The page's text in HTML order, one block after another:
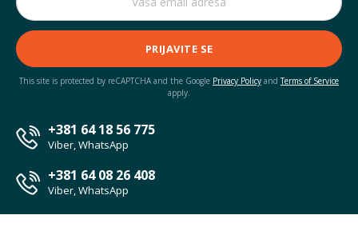
PRIJAVITE SE
This site is protected by reCAPTCHA and the Google Privacy Policy andTerms of Service
apply.
+381 64 18 56 775
Viber, WhatsApp
+381 64 08 26 408
Viber, WhatsApp